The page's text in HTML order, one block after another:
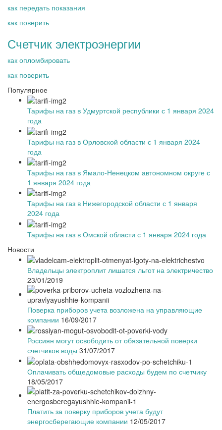
как передать показания
как поверить
Счетчик электроэнергии
как опломбировать
как поверить
Популярное
Тарифы на газ в Удмуртской республики с 1 января 2024
года
Тарифы на газ в Орловской области с 1 января 2024
года
Тарифы на газ в Ямало-Ненецком автономном округе с
1 января 2024 года
Тарифы на газ в Нижегородской области с 1 января
2024 года
Тарифы на газ в Омской области с 1 января 2024 года
Новости
Владельцы электроплит лишатся льгот на электричество
23/01/2019
Поверка приборов учета возложена на управляющие
компании 16/09/2017
Россиян могут освободить от обязательной поверки
счетчиков воды 31/07/2017
Оплачивать общедомовые расходы будем по счетчику
18/05/2017
Платить за поверку приборов учета будут
энергосберегающие компании 12/05/2017